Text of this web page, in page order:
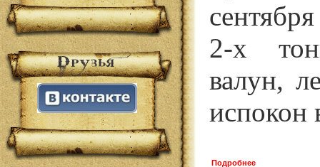
2-х
валун,
испокон
Подробнее